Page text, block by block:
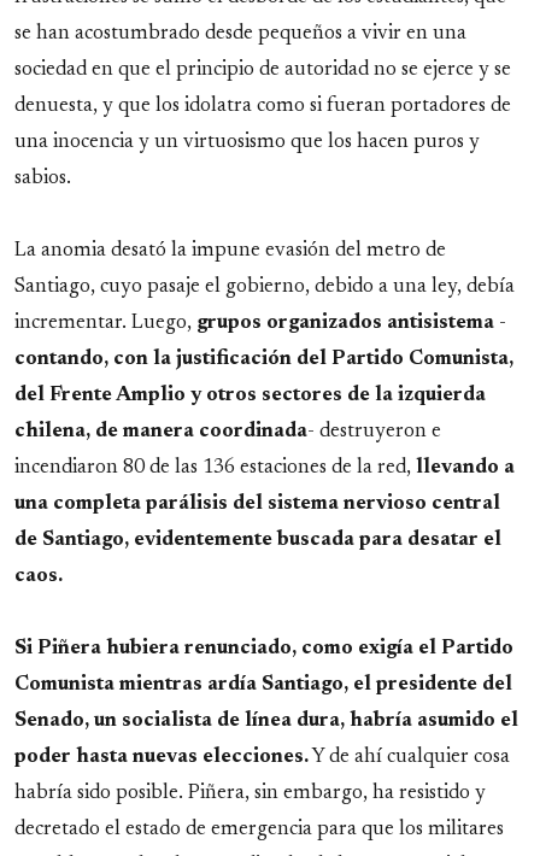
se han acostumbrado desde pequeños a vivir en una
sociedad en que el principio de autoridad no se ejerce y se
denuesta, y que los idolatra como si fueran portadores de
una inocencia y un virtuosismo que los hacen puros y
sabios.
La anomia desató la impune evasión del metro de
Santiago, cuyo pasaje el gobierno, debido a una ley, debía
incrementar. Luego, grupos organizados antisistema -
contando, con la justificación del Partido Comunista,
del Frente Amplio y otros sectores de la izquierda
chilena, de manera coordinada- destruyeron e
incendiaron 80 de las 136 estaciones de la red, llevando a
una completa parálisis del sistema nervioso central
de Santiago, evidentemente buscada para desatar el
caos.
Si Piñera hubiera renunciado, como exigía el Partido
Comunista mientras ardía Santiago, el presidente del
Senado, un socialista de línea dura, habría asumido el
poder hasta nuevas elecciones. Y de ahí cualquier cosa
habría sido posible. Piñera, sin embargo, ha resistido y
decretado el estado de emergencia para que los militares